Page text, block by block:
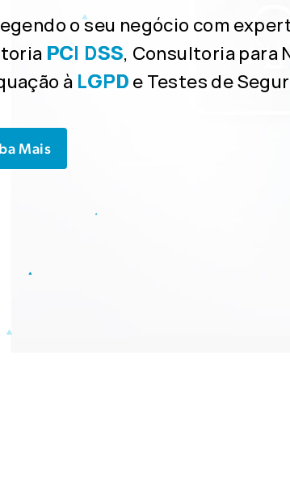
o seu negócio com
PCI DSS, Consultoria para
à LGPD e Testes de
Mais